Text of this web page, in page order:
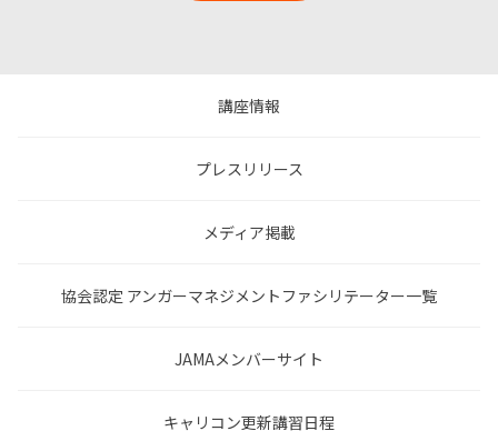
講座情報
プレスリリース
メディア掲載
協会認定 アンガーマネジメントファシリテーター一覧
JAMAメンバーサイト
キャリコン更新講習日程